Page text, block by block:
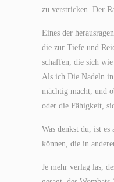
zu verstricken. Der
Eines der
die zur Tiefe und
schaffen, die sich
Als ich Die Nadeln in
mächtig macht, und
oder die Fähigkeit,
Was denkst du, ist
können, die in
Je mehr verlag las,